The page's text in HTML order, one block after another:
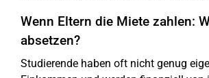
Wenn Eltern die Miete zahlen:
absetzen?
Studierende haben oft nicht genug